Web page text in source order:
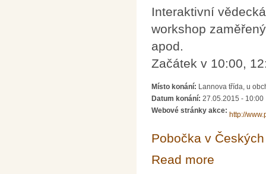
Interaktivní
workshop
apod.
Začátek v 10:00,
Místo konání: Lannova třída, u
Datum konání: 27.05.2015 - 10:00
Webové stránky akce:
http://
Pobočka v
Read more